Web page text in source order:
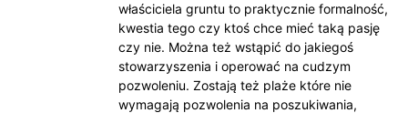
właściciela gruntu to praktycznie formalność,
kwestia tego czy ktoś chce mieć taką pasję
czy nie. Można też wstąpić do jakiegoś
stowarzyszenia i operować na cudzym
pozwoleniu. Zostają też plaże które nie
wymagają pozwolenia na poszukiwania,